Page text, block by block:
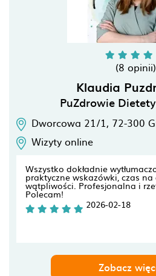
(8 opinii)
Klaudia
PuZdrowie
Dworcowa 21/1, 72-300
Wizyty online
Wszystko dokładnie
praktyczne wskazówki, czas
wątpliwości. Profesjonalna i
Polecam!
2026-02-18
Zobacz